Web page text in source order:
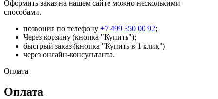
Оформить заказ на нашем сайте можно несколькими
способами.
позвонив по телефону +7 499 350 00 92;
Через корзину (кнопка "Купить");
быстрый заказ (кнопка "Купить в 1 клик")
через онлайн-консультанта.
Оплата
Оплата